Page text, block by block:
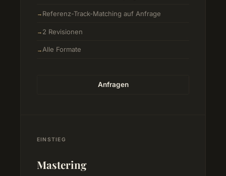
Referenz-Track-Matching auf Anfrage
2 Revisionen
Alle Formate
Anfragen
EINSTIEG
Mastering